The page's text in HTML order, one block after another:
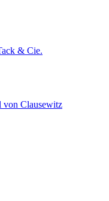
& Cie.
von Clausewitz